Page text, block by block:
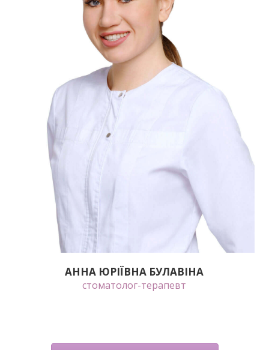
АННА ЮРІЇВНА БУЛАВІНА
стоматолог-терапевт